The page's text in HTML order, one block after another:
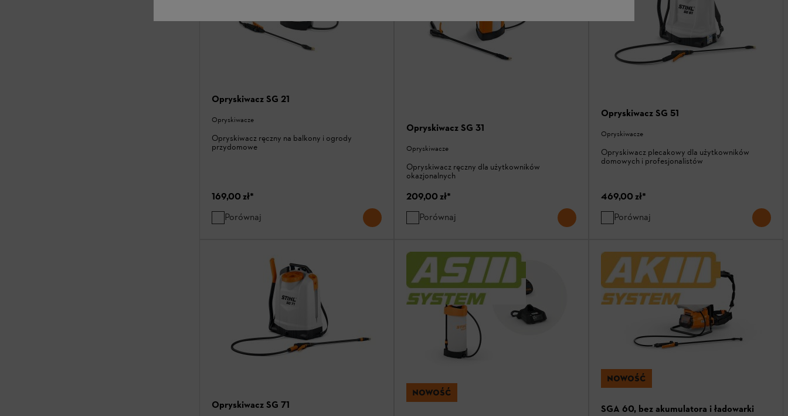
Opryskiwacz SG 21
Opryskiwacze
Opryskiwacz ręczny na balkony i ogrody
przydomowe
169,00 zł*
Porównaj
Opryskiwacz SG 31
Opryskiwacze
Opryskiwacz ręczny dla użytkowników
okazjonalnych
209,00 zł*
Porównaj
Opryskiwacz SG 51
Opryskiwacze
Opryskiwacz plecakowy dla użytkowników
domowych i profesjonalistów
469,00 zł*
Porównaj
Opryskiwacz SG 71
NOWOŚĆ
NOWOŚĆ
SGA 60, bez akumulatora i ładowarki